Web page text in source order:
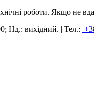
роботи. Якщо не
Нд.: вихідний. | Тел.: